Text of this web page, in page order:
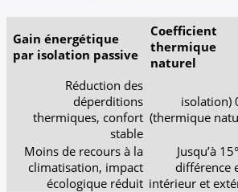
Gain énergétique
par isolation passive
thermiques,
Moins de recours à
climatisation,
écologique